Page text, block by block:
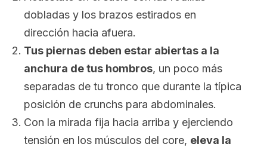
dobladas y los brazos estirados en
dirección hacia afuera.
Tus piernas deben estar abiertas a la
anchura de tus hombros, un poco más
separadas de tu tronco que durante la típica
posición de crunchs para abdominales.
Con la mirada fija hacia arriba y ejerciendo
tensión en los músculos del core, eleva la